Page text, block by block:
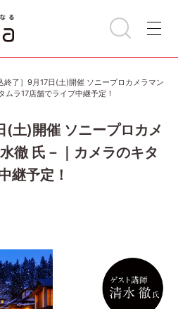
終了］9月17日(土)開催 ソニープロカメラマン
ラ17店舗でライブ中継予定！
(土)開催 ソニープロカメ
徹 氏－｜カメラのキタ
継予定！